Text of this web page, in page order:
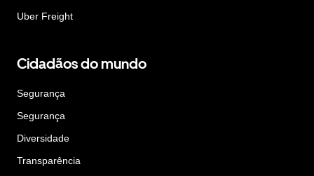
Uber Freight
Cidadãos do mundo
Segurança
Segurança
Diversidade
Transparência